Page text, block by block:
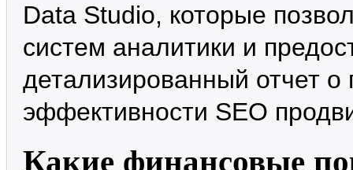
Data Studio, которые
систем аналитики и
детализированный отчет
эффективности SEO
Какие финансовые